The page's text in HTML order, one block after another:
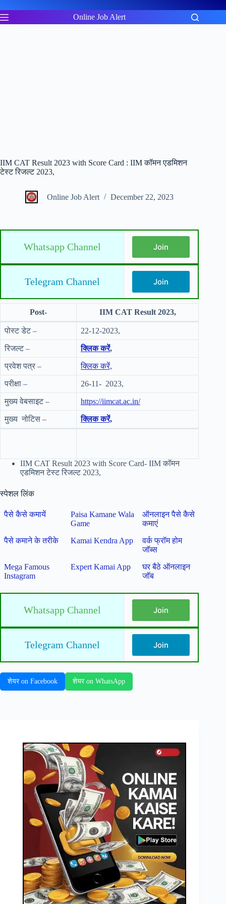
to
content
Online Job Alert
IIM CAT Result 2023 with Score Card : IIM कॉमन एडमिशन
टेस्ट रिजल्ट 2023,
Online Job Alert December 22, 2023
Whatsapp Channel Join
Telegram Channel Join
Post- IIM CAT Result 2023,
पोस्ट डेट – 22-12-2023,
रिजल्ट – क्लिक करें,
प्रवेश पत्र – क्लिक करें,
परीक्षा – 26-11- 2023,
मुख्य वेबसाइट – https://iimcat.ac.in/
मुख्य नोटिस – क्लिक करें,
IIM CAT Result 2023 with Score Card- IIM कॉमन
एडमिशन टेस्ट रिजल्ट 2023,
स्पेशल लिंक
पैसे कैसे कमायें
Paisa Kamane Wala
Game
ऑनलाइन पैसे कैसे
कमाएं
पैसे कमाने के तरीके
Kamai Kendra App
वर्क फ्रॉम होम
जॉब्स
Mega Famous
Instagram
Expert Kamai App
घर बैठे ऑनलाइन
जॉब
Whatsapp Channel Join
Telegram Channel Join
शेयर on Facebook शेयर on WhatsApp